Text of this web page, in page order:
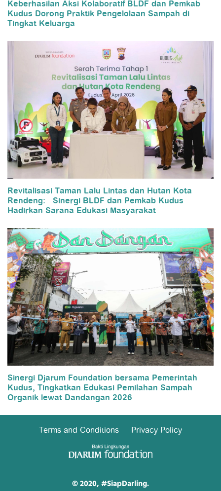
Keberhasilan Aksi Kolaboratif BLDF dan Pemkab
Kudus Dorong Praktik Pengelolaan Sampah di
Tingkat Keluarga
Revitalisasi Taman Lalu Lintas dan Hutan Kota
Rendeng: Sinergi BLDF dan Pemkab Kudus
Hadirkan Sarana Edukasi Masyarakat
Sinergi Djarum Foundation bersama Pemerintah
Kudus, Tingkatkan Edukasi Pemilahan Sampah
Organik lewat Dandangan 2026
Terms and Conditions Privacy Policy
© 2020, #SiapDarling.